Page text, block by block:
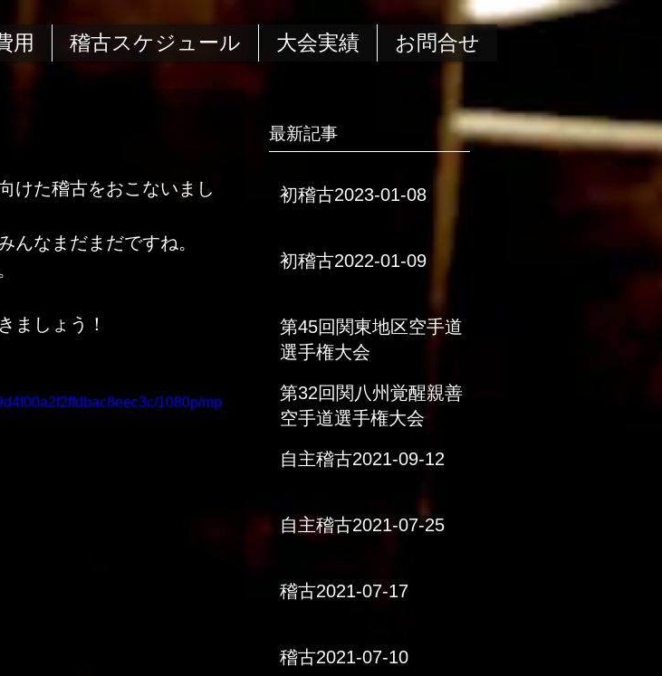
用 稽古スケジュール 大会実績 お問合せ
けた稽古をおこないまし
んなまだまだですね。
ましょう！
1080p/mp
最新記事
初稽古2023-01-08
初稽古2022-01-09
第45回関東地区空手道
選手権大会
第32回関八州覚醒親善
空手道選手権大会
自主稽古2021-09-12
自主稽古2021-07-25
稽古2021-07-17
稽古2021-07-10